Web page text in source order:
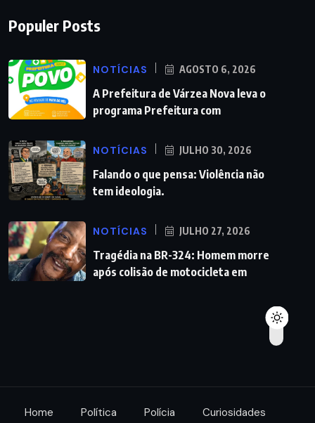
Populer Posts
NOTÍCIAS AGOSTO 6, 2026
A Prefeitura de Várzea Nova leva o
programa Prefeitura com
NOTÍCIAS JULHO 30, 2026
Falando o que pensa: Violência não
tem ideologia.
NOTÍCIAS JULHO 27, 2026
Tragédia na BR-324: Homem morre
após colisão de motocicleta em
Home Política Polícia Curiosidades